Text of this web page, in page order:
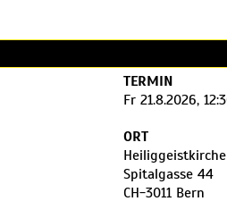
TERMIN
Fr 21.8.2026,
ORT
Spitalgasse 44
CH-3011 Bern